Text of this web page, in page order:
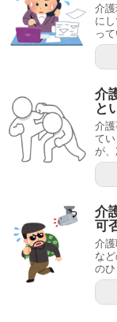
介
に
っ
介
と
介
て
が
介
可
介
な
の